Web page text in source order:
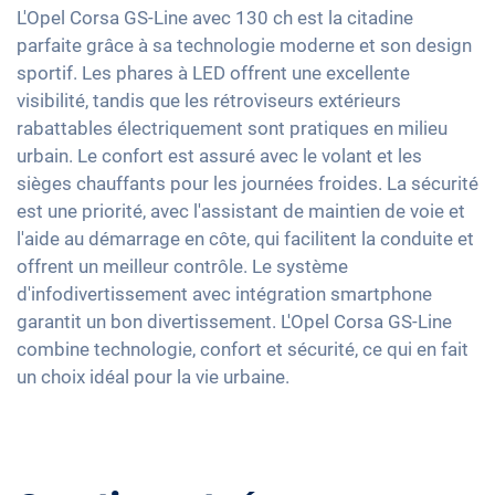
Détecteur de luminosité et de pluie
Rétroviseurs extérieurs à réglage électrique
Rétroviseur intérieur jour/nuit automatique
17" jantes en aluminium
Détection de fatigue
Contrôle de pression des pneus
Assistant de freinage d'urgence
Détection des piétons
Apple Car Play
Android Auto
Ecran tactile
Full Digital Cockpit
Navigation avec Apple CarPlay / Android Auto
Sièges en tissu
Sièges sport
Vitres surteintées
Volant chauffant
Accoudoir central pour les sièges avant
Assistance au démarrage en côte
Banquette rabbattable
L'Opel Corsa GS-Line avec 130 ch est la citadine
parfaite grâce à sa technologie moderne et son design
sportif. Les phares à LED offrent une excellente
visibilité, tandis que les rétroviseurs extérieurs
rabattables électriquement sont pratiques en milieu
urbain. Le confort est assuré avec le volant et les
sièges chauffants pour les journées froides. La sécurité
est une priorité, avec l'assistant de maintien de voie et
l'aide au démarrage en côte, qui facilitent la conduite et
offrent un meilleur contrôle. Le système
d'infodivertissement avec intégration smartphone
garantit un bon divertissement. L'Opel Corsa GS-Line
combine technologie, confort et sécurité, ce qui en fait
un choix idéal pour la vie urbaine.